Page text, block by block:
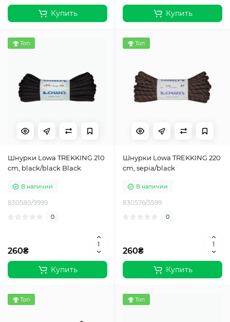
Купить Купить
Топ
Шнурки Lowa TREKKING 210
cm, black/black Black
В наличии
830580/9999
0
260₴
Купить
Топ
Шнурки Lowa TREKKING 220
cm, sepia/black
В наличии
830576/5599
0
260₴
Купить
Топ Топ